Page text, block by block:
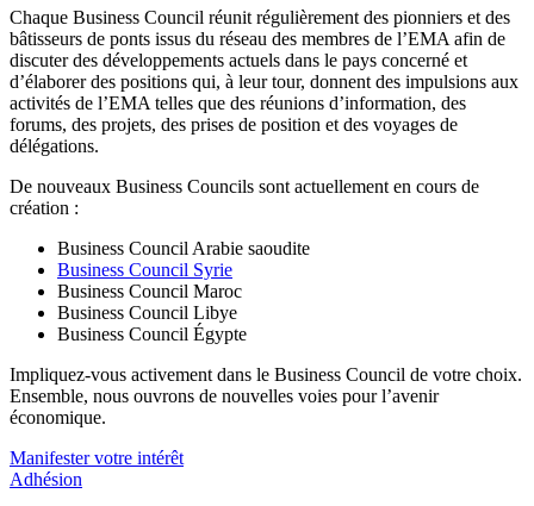
Chaque Business Council réunit régulièrement des pionniers et des
bâtisseurs de ponts issus du réseau des membres de l’EMA afin de
discuter des développements actuels dans le pays concerné et
d’élaborer des positions qui, à leur tour, donnent des impulsions aux
activités de l’EMA telles que des réunions d’information, des
forums, des projets, des prises de position et des voyages de
délégations.
De nouveaux Business Councils sont actuellement en cours de
création :
Business Council Arabie saoudite
Business Council Syrie
Business Council Maroc
Business Council Libye
Business Council Égypte
Impliquez-vous activement dans le Business Council de votre choix.
Ensemble, nous ouvrons de nouvelles voies pour l’avenir
économique.
Manifester votre intérêt
Adhésion